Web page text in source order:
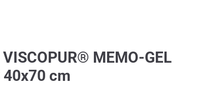
MEMO-GEL
cm